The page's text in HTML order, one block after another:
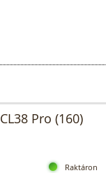
Pro (160)
Raktáron